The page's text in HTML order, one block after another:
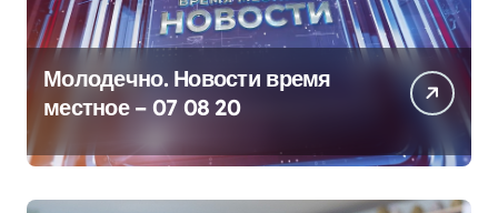
Молодечно. Новости время
местное – 07 08 20